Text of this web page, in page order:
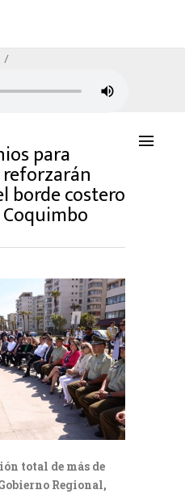
Proyectos Que
En El Borde Costero
SOCIAL
06/12/2024
para
borde costero
total de más de
Regional,